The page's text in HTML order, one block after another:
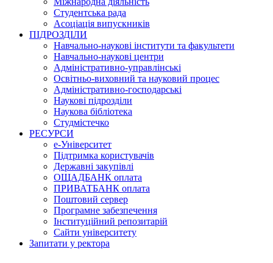
Студентська рада
Асоціація випускників
ПІДРОЗДІЛИ
Навчально-наукові інститути та факультети
Навчально-наукові центри
Адміністративно-управлінські
Освітньо-виховний та науковий процес
Адміністративно-господарські
Наукові підрозділи
Наукова бібліотека
Студмістечко
РЕСУРСИ
е-Університет
Підтримка користувачів
Державні закупівлі
ОЩАДБАНК оплата
ПРИВАТБАНК оплата
Поштовий сервер
Програмне забезпечення
Інституційний репозитарій
Сайти університету
Запитати у ректора